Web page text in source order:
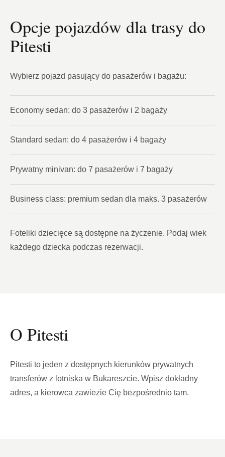
Opcje pojazdów dla trasy do
Pitesti
Wybierz pojazd pasujący do pasażerów i bagażu:
Economy sedan: do 3 pasażerów i 2 bagaży
Standard sedan: do 4 pasażerów i 4 bagaży
Prywatny minivan: do 7 pasażerów i 7 bagaży
Business class: premium sedan dla maks. 3 pasażerów
Foteliki dziecięce są dostępne na życzenie. Podaj wiek
każdego dziecka podczas rezerwacji.
O Pitesti
Pitesti to jeden z dostępnych kierunków prywatnych
transferów z lotniska w Bukareszcie. Wpisz dokładny
adres, a kierowca zawiezie Cię bezpośrednio tam.